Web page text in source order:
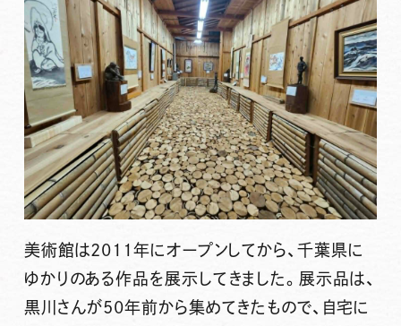
美術館は2011年にオープンしてから、千葉県に
ゆかりのある作品を展示してきました。展示品は、
黒川さんが50年前から集めてきたもので、自宅に